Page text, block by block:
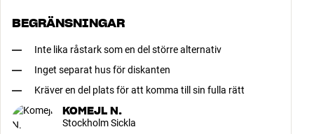
BEGRÄNSNINGAR
Inte lika råstark som en del större alternativ
Inget separat hus för diskanten
Kräver en del plats för att komma till sin fulla rätt
KOMEJL N.
Stockholm Sickla